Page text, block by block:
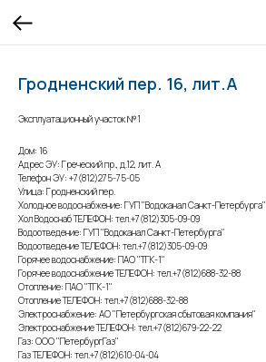
Гродненский пер. 16, лит.А
Эксплуатационный участок №1
Дом: 16
Адрес ЭУ: Греческий пр., д.12, лит. А
Телефон ЭУ: +7(812)275-75-05
Улица: Гродненский пер.
Холодное водоснабжение: ГУП "Водоканал Санкт-Петербурга"
Хол Водоснаб ТЕЛЕФОН: тел.+7(812)305-09-09
Водоотведение: ГУП "Водоканал Санкт-Петербурга"
Водоотведение ТЕЛЕФОН: тел.+7(812)305-09-09
Горячее водоснабжение: ПАО "ТГК-1"
Горячее водоснабжение ТЕЛЕФОН: тел.+7(812)688-32-88
Отопление: ПАО "ТГК-1"
Отопление ТЕЛЕФОН: тел.+7(812)688-32-88
Электроснабжение: АО "Петербургская сбытовая компания"
Электроснабжение ТЕЛЕФОН: тел.+7(812)679-22-22
Газ: ООО "ПетербургГаз"
Газ ТЕЛЕФОН: тел.+7(812)610-04-04